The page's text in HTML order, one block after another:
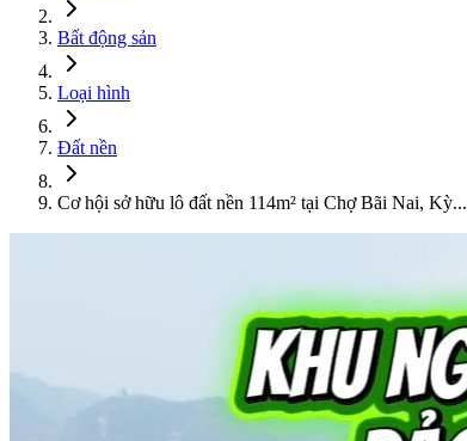
Bất động sản
Loại hình
Đất nền
Cơ hội sở hữu lô đất nền 114m² tại Chợ Bãi Nai, Kỳ...